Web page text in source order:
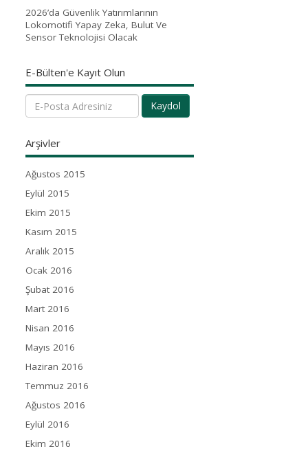
2026’da Güvenlik Yatırımlarının
Lokomotifi Yapay Zeka, Bulut Ve
Sensor Teknolojisi Olacak
E-Bülten'e Kayıt Olun
Kaydol
Arşivler
Ağustos 2015
Eylül 2015
Ekim 2015
Kasım 2015
Aralık 2015
Ocak 2016
Şubat 2016
Mart 2016
Nisan 2016
Mayıs 2016
Haziran 2016
Temmuz 2016
Ağustos 2016
Eylül 2016
Ekim 2016